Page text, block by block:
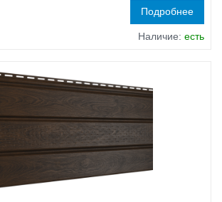
Подробнее
Наличие: есть